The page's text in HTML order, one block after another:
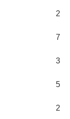
2
7
3
5
2